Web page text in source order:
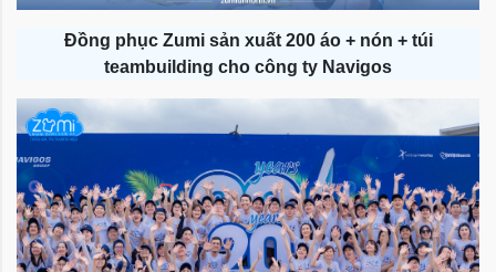
Đồng phục Zumi sản xuất 200 áo + nón + túi
teambuilding cho công ty Navigos